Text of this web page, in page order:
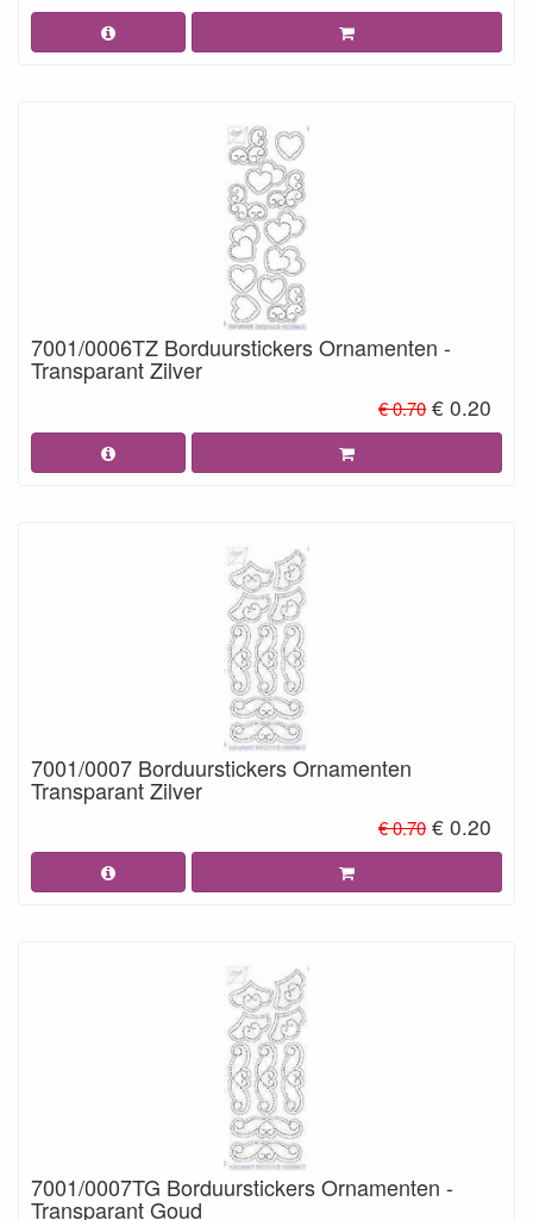
7001/0006TZ Borduurstickers Ornamenten -
Transparant Zilver
€ 0.70 € 0.20
7001/0007 Borduurstickers Ornamenten
Transparant Zilver
€ 0.70 € 0.20
7001/0007TG Borduurstickers Ornamenten -
Transparant Goud